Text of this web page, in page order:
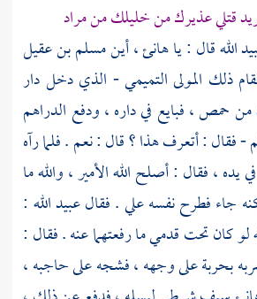
قتلي عذيرك من خليلك من مراد
اللهقال : ياهانئ، أينمسلم بن عقيل
ذلك المولى التميمي - الذي دخل دار
منحمص، فبايع في داره ، ودفع الدراهم
- فقال : أتعرف هذا ؟ قال : نعم . فلما رآه
، فقال : أصلح الله الأمير ، والله ما
جاء فطرح نفسه علي . فقالعبيد الله :
لو كان تحت قدمي ما رفعتهما عنه . فقال :
بحربة على وجهه ، فشجه على حاجبه ،